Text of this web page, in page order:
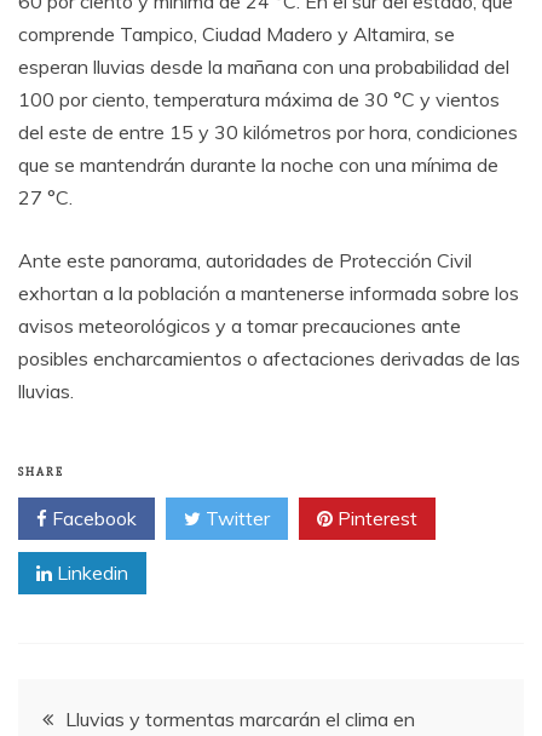
comprende Tampico, Ciudad Madero y Altamira, se
esperan lluvias desde la mañana con una probabilidad del
100 por ciento, temperatura máxima de 30 °C y vientos
del este de entre 15 y 30 kilómetros por hora, condiciones
que se mantendrán durante la noche con una mínima de
27 °C.
Ante este panorama, autoridades de Protección Civil
exhortan a la población a mantenerse informada sobre los
avisos meteorológicos y a tomar precauciones ante
posibles encharcamientos o afectaciones derivadas de las
lluvias.
SHARE
Facebook Twitter Pinterest
Linkedin
PostLluvias y tormentas marcarán el clima en